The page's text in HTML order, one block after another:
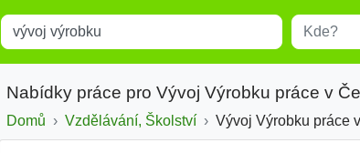
Title Místo
Nabídky práce pro Vývoj Výrobku práce v
Domů Vzdělávání, Školství Vývoj Výrobku práce